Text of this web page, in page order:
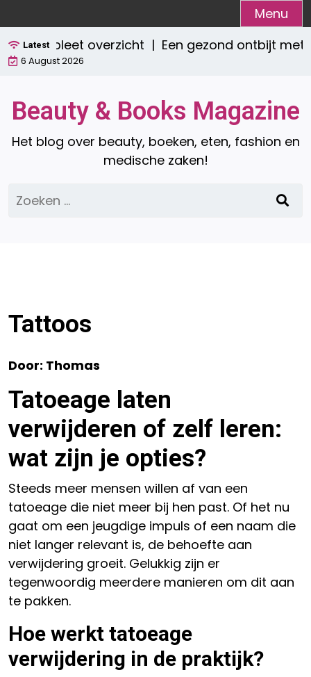
naar
de
inhoud
Menu
Latest
compleet overzicht | Een gezond ontbijt met
6 August 2026
Beauty & Books Magazine
Het blog over beauty, boeken, eten, fashion en
medische zaken!
Zoeken
naar:
Tattoos
Door: Thomas
Tatoeage laten
verwijderen of zelf leren:
wat zijn je opties?
Steeds meer mensen willen af van een
tatoeage die niet meer bij hen past. Of het nu
gaat om een jeugdige impuls of een naam die
niet langer relevant is, de behoefte aan
verwijdering groeit. Gelukkig zijn er
tegenwoordig meerdere manieren om dit aan
te pakken.
Hoe werkt tatoeage
verwijdering in de praktijk?